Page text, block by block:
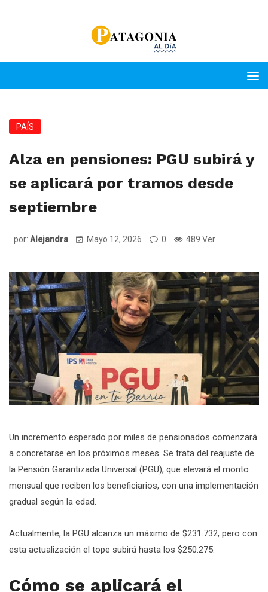
PAÍS
Alza en pensiones: PGU subirá y
se aplicará por tramos desde
septiembre
por: Alejandra Mayo 12, 2026 0 489 Ver
Un incremento esperado por miles de pensionados comenzará
a concretarse en los próximos meses. Se trata del reajuste de
la Pensión Garantizada Universal (PGU), que elevará el monto
mensual que reciben los beneficiarios, con una implementación
gradual según la edad.
Actualmente, la PGU alcanza un máximo de $231.732, pero con
esta actualización el tope subirá hasta los $250.275.
Cómo se aplicará el